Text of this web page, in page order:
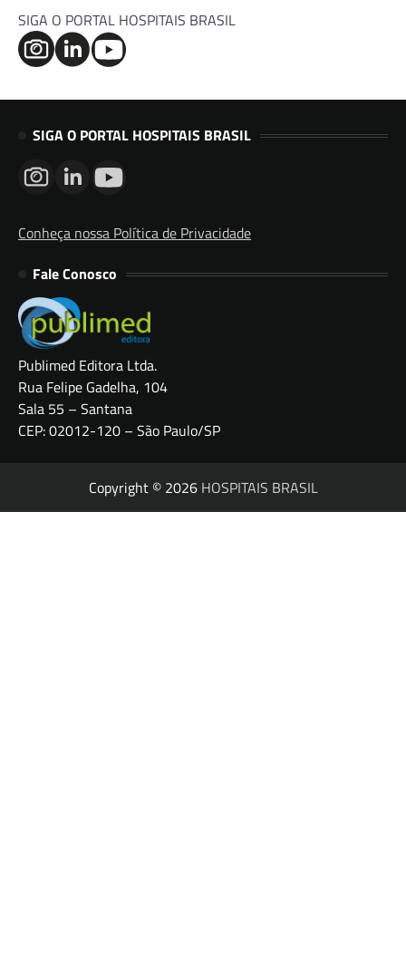
SIGA O PORTAL HOSPITAIS BRASIL
SIGA O PORTAL HOSPITAIS BRASIL
Conheça nossa Política de Privacidade
Fale Conosco
Publimed Editora Ltda.
Rua Felipe Gadelha, 104
Sala 55 – Santana
CEP: 02012-120 – São Paulo/SP
Copyright © 2026 HOSPITAIS BRASIL